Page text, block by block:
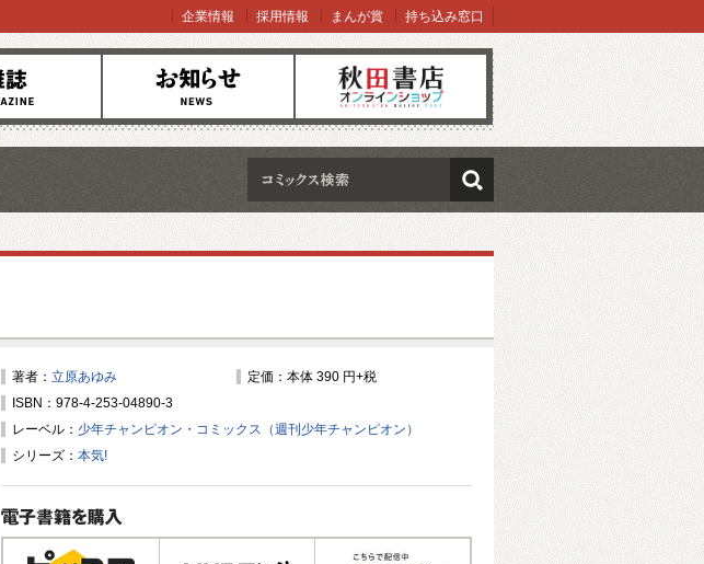
お知らせ オンラインショップ
企業情報 採用情報 まんが賞 持ち込み窓口
検索
著者： 立原あゆみ
定価：本体 390 円+税
ISBN：978-4-253-04890-3
レーベル： 少年チャンピオン・コミックス（週刊少年チャンピオン）
シリーズ： 本気!
電子書籍で購入